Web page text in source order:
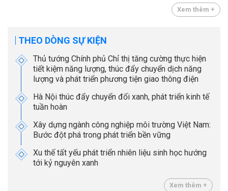
Xem thêm +
THEO DÒNG SỰ KIỆN
Thủ tướng Chính phủ Chỉ thị tăng cường thực hiện
tiết kiệm năng lượng, thúc đẩy chuyển dịch năng
lượng và phát triển phương tiện giao thông điện
Hà Nội thúc đẩy chuyển đổi xanh, phát triển kinh tế
tuần hoàn
Xây dựng ngành công nghiệp môi trường Việt Nam:
Bước đột phá trong phát triển bền vững
Xu thế tất yếu phát triển nhiên liệu sinh học hướng
tới kỷ nguyên xanh
Xem thêm +